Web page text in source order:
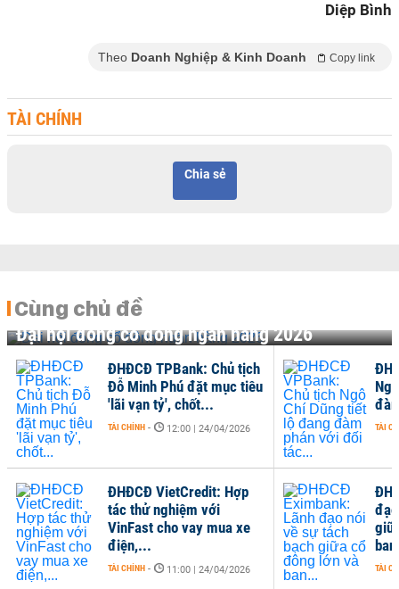
Diệp Bình
Theo Doanh Nghiệp & Kinh Doanh Copy link
TÀI CHÍNH
Chia sẻ
Cùng chủ đề
Đại hội đồng cổ đông ngân hàng 2026
TÀI
ĐHĐCĐ TPBank: Chủ tịch
Đỗ Minh Phú đặt mục tiêu
'lãi vạn tỷ', chốt...
TÀI CHÍNH - 12:00 | 24/04/2026
ĐHĐCĐ VietCredit: Hợp
tác thử nghiệm với
VinFast cho vay mua xe
điện,...
TÀI CHÍNH - 11:00 | 24/04/2026
TÀI